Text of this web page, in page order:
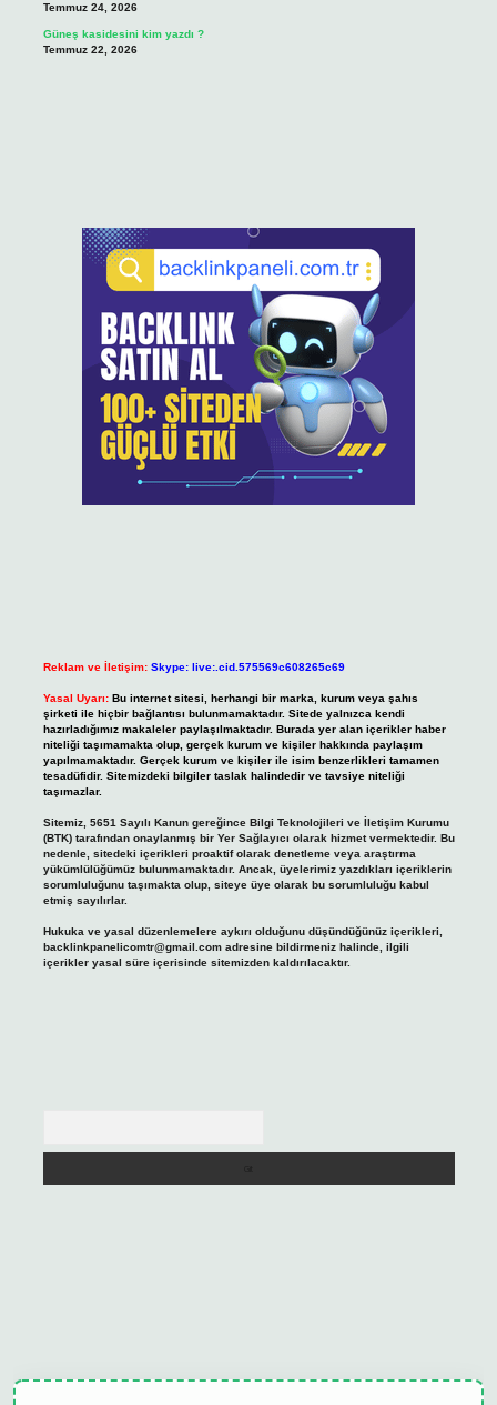
Temmuz 24, 2026
Güneş kasidesini kim yazdı ?
Temmuz 22, 2026
Reklam ve İletişim: Skype: live:.cid.575569c608265c69
Yasal Uyarı: Bu internet sitesi, herhangi bir marka, kurum veya şahıs
şirketi ile hiçbir bağlantısı bulunmamaktadır. Sitede yalnızca kendi
hazırladığımız makaleler paylaşılmaktadır. Burada yer alan içerikler haber
niteliği taşımamakta olup, gerçek kurum ve kişiler hakkında paylaşım
yapılmamaktadır. Gerçek kurum ve kişiler ile isim benzerlikleri tamamen
tesadüfidir. Sitemizdeki bilgiler taslak halindedir ve tavsiye niteliği
taşımazlar.
Sitemiz, 5651 Sayılı Kanun gereğince Bilgi Teknolojileri ve İletişim Kurumu
(BTK) tarafından onaylanmış bir Yer Sağlayıcı olarak hizmet vermektedir. Bu
nedenle, sitedeki içerikleri proaktif olarak denetleme veya araştırma
yükümlülüğümüz bulunmamaktadır. Ancak, üyelerimiz yazdıkları içeriklerin
sorumluluğunu taşımakta olup, siteye üye olarak bu sorumluluğu kabul
etmiş sayılırlar.
Hukuka ve yasal düzenlemelere aykırı olduğunu düşündüğünüz içerikleri,
backlinkpanelicomtr@gmail.comadresine bildirmeniz halinde, ilgili
içerikler yasal süre içerisinde sitemizden kaldırılacaktır.